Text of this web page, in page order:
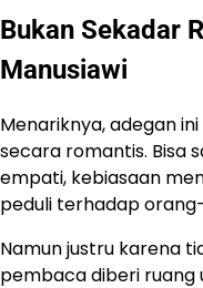
Bukan Sekadar
Manusiawi
Menariknya, adegan
secara romantis. Bisa
empati, kebiasaan
peduli terhadap
Namun justru karena
pembaca diberi ruang